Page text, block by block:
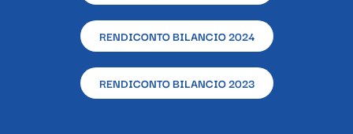
RENDICONTO BILANCIO 2024
RENDICONTO BILANCIO 2023